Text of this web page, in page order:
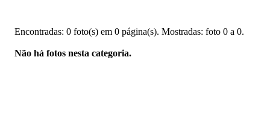
Encontradas: 0 foto(s) em 0 página(s). Mostradas: foto 0 a 0.
Não há fotos nesta categoria.